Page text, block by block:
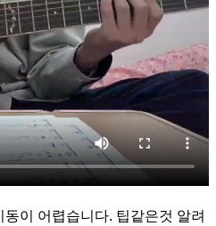
이 어렵습니다. 팁같은것 알려